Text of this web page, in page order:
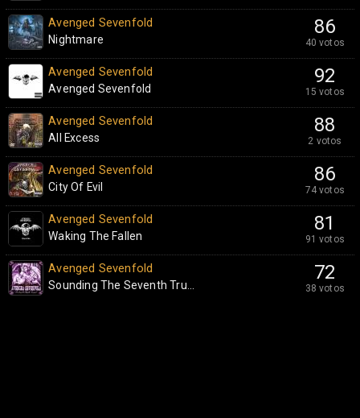
86
40 votos
Avenged Sevenfold
Nightmare
92
15 votos
Avenged Sevenfold
Avenged Sevenfold
88
2 votos
Avenged Sevenfold
All Excess
86
74 votos
Avenged Sevenfold
City Of Evil
81
91 votos
Avenged Sevenfold
Waking The Fallen
72
38 votos
Avenged Sevenfold
Sounding The Seventh Tru...